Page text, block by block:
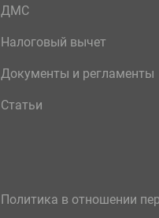
ДМС
Налоговый вычет
Документы и регламенты
Статьи
Политика в отношении